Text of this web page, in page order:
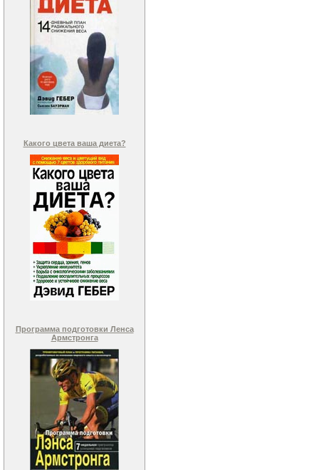
Какого цвета ваша диета?
Программа подготовки Ленса
Армстронга